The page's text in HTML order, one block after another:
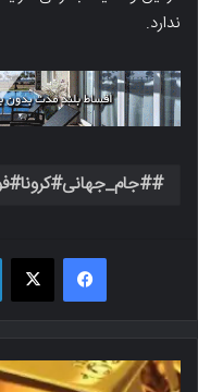
ندارد.
فیسبوک X